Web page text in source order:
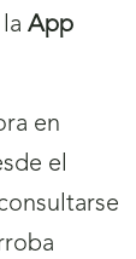
App
en
el